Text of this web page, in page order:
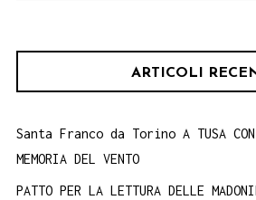
ARTICOLI
Santa Franco da Torino A TUSA CON
MEMORIA DEL VENTO
PATTO PER LA LETTURA DELLE